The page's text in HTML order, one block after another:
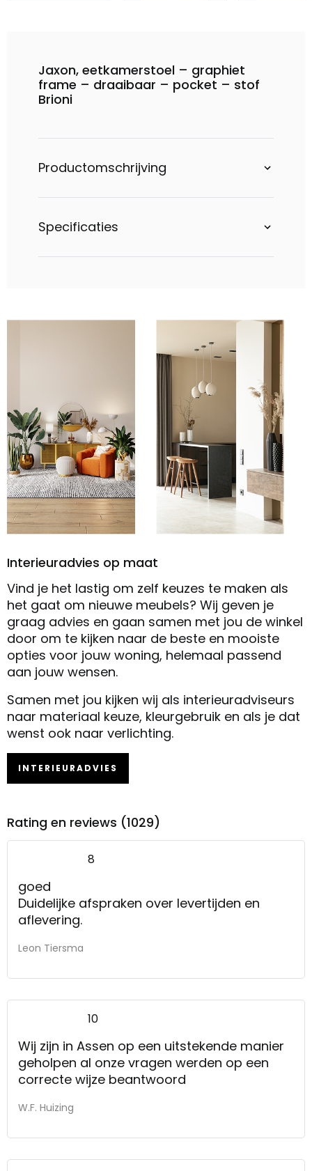
Jaxon, eetkamerstoel – graphiet
frame – draaibaar – pocket – stof
Brioni
Productomschrijving
Specificaties
Interieuradvies op maat
Vind je het lastig om zelf keuzes te maken als
het gaat om nieuwe meubels? Wij geven je
graag advies en gaan samen met jou de winkel
door om te kijken naar de beste en mooiste
opties voor jouw woning, helemaal passend
aan jouw wensen.
Samen met jou kijken wij als interieuradviseurs
naar materiaal keuze, kleurgebruik en als je dat
wenst ook naar verlichting.
INTERIEURADVIES
Rating en reviews (1029)
8
goed
Duidelijke afspraken over levertijden en
aflevering.
Leon Tiersma
10
Wij zijn in Assen op een uitstekende manier
geholpen al onze vragen werden op een
correcte wijze beantwoord
W.F. Huizing